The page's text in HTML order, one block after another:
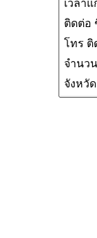
เวลา
ติดต่อ
โทร ติ
จำนว
จังหวัด